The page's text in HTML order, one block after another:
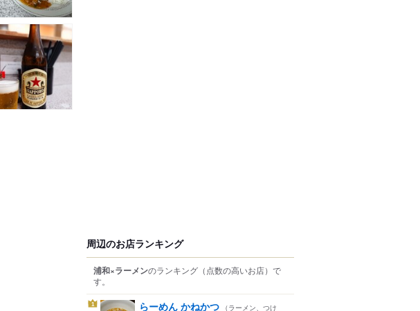
周辺のお店ランキング
浦和×ラーメンのランキング （点数の高いお店） で
す。
1 らーめん かねかつ （ラーメン、つけ